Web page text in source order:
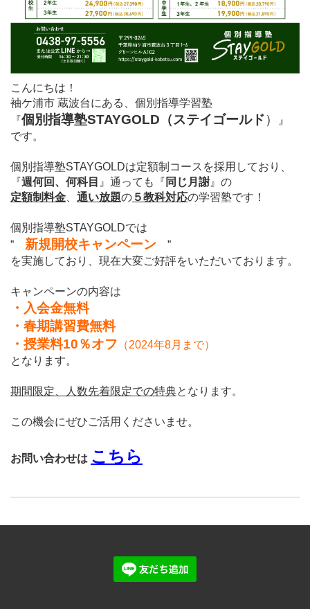
こんにちは！
袖ケ浦市 蔵波台にある、個別指導学習塾
『個別指導塾STAYGOLD（ステイゴールド）
』
です。
個別指導塾STAYGOLDは定額制コースを採用しており、
『週何回、何科目 』通っても『 同じ月謝』の
定額制料金、 通い放題の ５教科対応の学習塾です！
個別指導塾STAYGOLDでは
” 新規開校キャンペーン ”
を実施しており、現在大変ご好評をいただいております。
キャンペーンの内容は
・入会金無料
・春期講習費無料
・授業料10％オフ （2024年8月まで）
となります。
期間限定、人数先着限定での特典となります。
この機会にぜひご活用くださいませ。
お問い合わせは こちら